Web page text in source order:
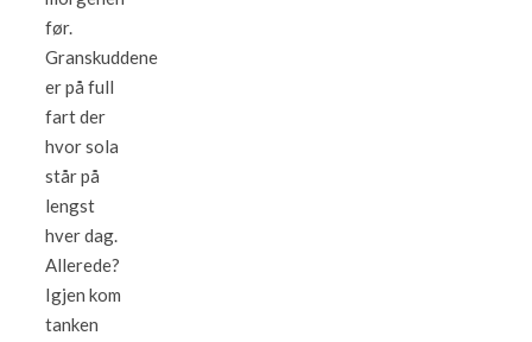
før.
Granskuddene
er på full
fart der
hvor sola
står på
lengst
hver dag.
Allerede?
Igjen kom
tanken